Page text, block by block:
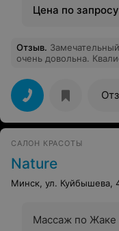
Цена по запросу
Отзыв.
очень довольна.
всему коллективу за
САЛОН КРАСОТЫ
Nature
Минск, ул. Куйбышева,
Массаж по Жаке